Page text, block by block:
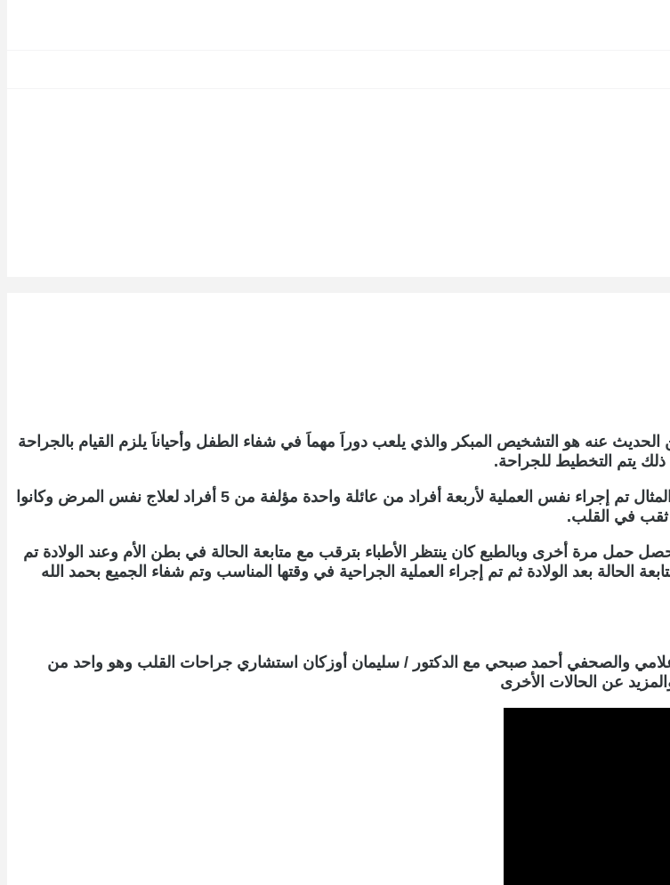
عنه هو التشخيص المبكر والذي يلعب دوراَ مهماَ في شفاء الطفل وأحياناَ يلزم القيام بالجراحة
يتم التخطيط للجراحة.
في بعض أمراض القلب يمكن لنفس العائلة أن يصابوا بنفس المرض فعلى سبيل المثال تم إجراء نفس العملية لأربعة أفراد من عائلة واحدة مؤلفة من 5 أفراد لعلاج نفس المرض وكانوا
ثقب في القلب.
حمل مرة أخرى وبالطبع كان ينتظر الأطباء بترقب مع متابعة الحالة في بطن الأم وعند الولادة تم
الحالة بعد الولادة ثم تم إجراء العملية الجراحية في وقتها المناسب وتم شفاء الجميع بحمد الله
والصحفي أحمد صبحي مع الدكتور / سليمان أوزكان استشاري جراحات القلب وهو واحد من
عن الحالات الأخرى